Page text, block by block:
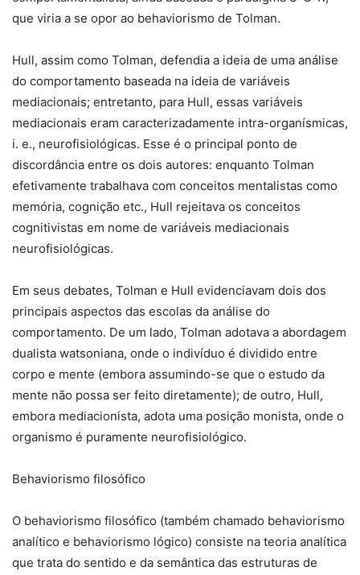
que viria a se opor ao behaviorismo de Tolman.
Hull, assim como Tolman, defendia a ideia de uma análise
do comportamento baseada na ideia de variáveis
mediacionais; entretanto, para Hull, essas variáveis
mediacionais eram caracterizadamente intra-organísmicas,
i. e., neurofisiológicas. Esse é o principal ponto de
discordância entre os dois autores: enquanto Tolman
efetivamente trabalhava com conceitos mentalistas como
memória, cognição etc., Hull rejeitava os conceitos
cognitivistas em nome de variáveis mediacionais
neurofisiológicas.
Em seus debates, Tolman e Hull evidenciavam dois dos
principais aspectos das escolas da análise do
comportamento. De um lado, Tolman adotava a abordagem
dualista watsoniana, onde o indivíduo é dividido entre
corpo e mente (embora assumindo-se que o estudo da
mente não possa ser feito diretamente); de outro, Hull,
embora mediacionista, adota uma posição monista, onde o
organismo é puramente neurofisiológico.
Behaviorismo filosófico
O behaviorismo filosófico (também chamado behaviorismo
analítico e behaviorismo lógico) consiste na teoria analítica
que trata do sentido e da semântica das estruturas de